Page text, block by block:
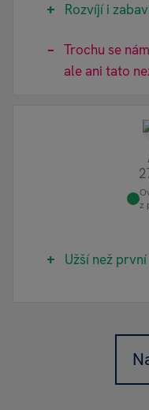
Rozvíjí i
Trochu se
ale ani tato
z
Užší než